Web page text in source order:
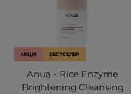
АКЦІЯ БЕСТСЕЛЕР
Anua - Rice Enzyme
Brightening Cleansing